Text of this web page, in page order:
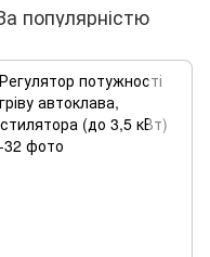
популярністю